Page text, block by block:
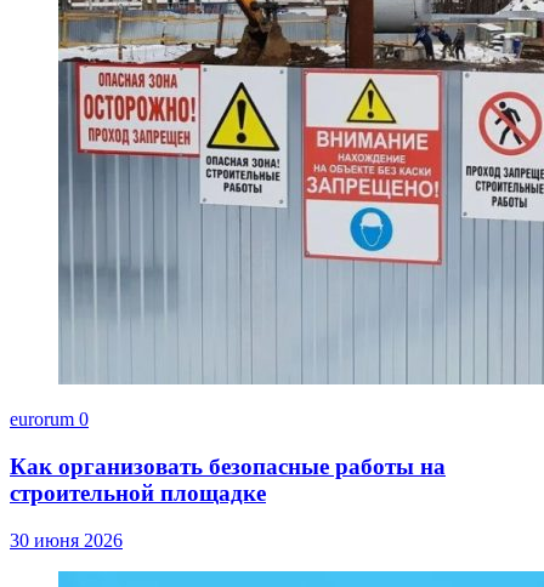
eurorum 0
Как организовать безопасные работы на
строительной площадке
30 июня 2026